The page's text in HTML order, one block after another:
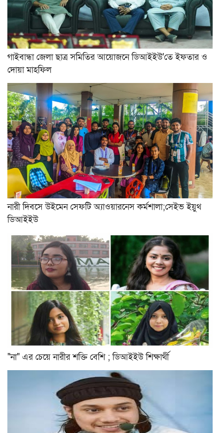
গাইবান্ধা জেলা ছাত্র সমিতির আয়োজনে ডিআইইউ'তে ইফতার ও
দোয়া মাহফিল
নারী দিবসে উইমেন সেফটি অ্যাওয়ারনেস কর্মশালা;সেইভ ইয়ুথ
ডিআইইউ
"না" এর চেয়ে নারীর শক্তি বেশি ; ডিআইইউ শিক্ষার্থী